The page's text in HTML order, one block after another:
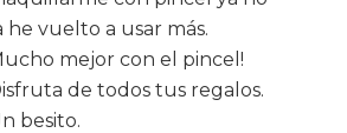
he vuelto a usar más.
mejor con el pincel!
de todos tus regalos.
besito.